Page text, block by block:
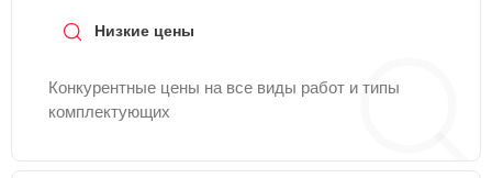
Низкие цены
Конкурентные цены на все виды работ и типы
комплектующих